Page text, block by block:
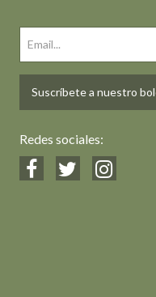
Suscríbete a nuestro
Redes sociales: